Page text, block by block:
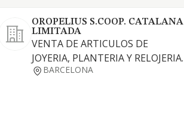
OROPELIUS S.COOP. CATALANA
LIMITADA
VENTA DE ARTICULOS DE
JOYERIA, PLANTERIA Y RELOJERIA.
BARCELONA